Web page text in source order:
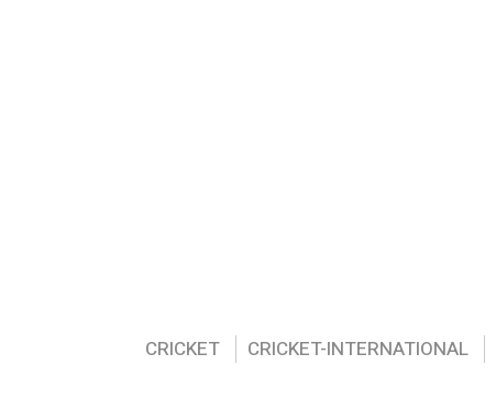
CRICKET CRICKET-INTERNATIONAL